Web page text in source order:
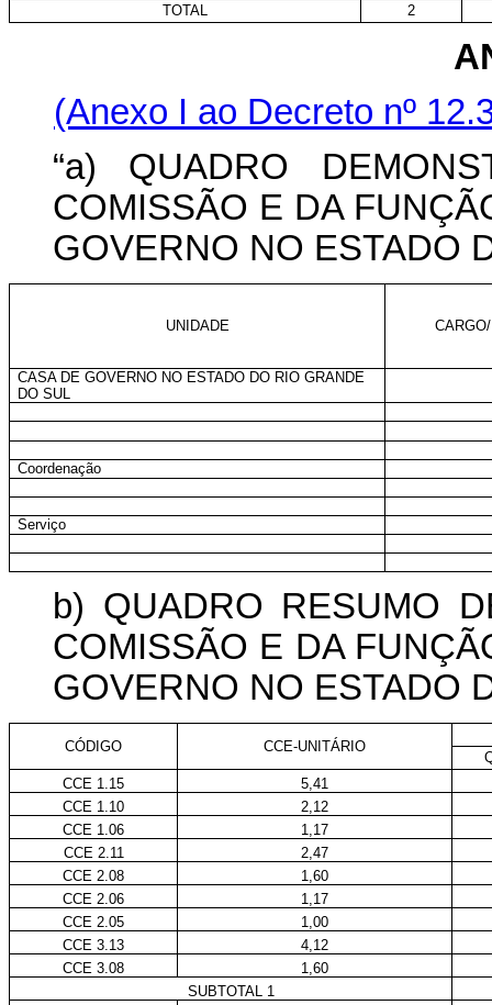
TOTAL
2
(Anexo I ao Decreto nº
“a) QUADRO
COMISSÃO E DA
GOVERNO NO ESTADO
UNIDADE
CASA DE GOVERNO NO ESTADO DO RIO GRANDE
DO SUL
Coordenação
Serviço
b) QUADRO RESUMO
COMISSÃO E DA
GOVERNO NO ESTADO
CÓDIGO CCE-UNITÁRIO
CCE 1.15
5,41
CCE 1.10
2,12
CCE 1.06
1,17
CCE 2.11
2,47
CCE 2.08
1,60
CCE 2.06
1,17
CCE 2.05
1,00
CCE 3.13
4,12
CCE 3.08
1,60
SUBTOTAL 1